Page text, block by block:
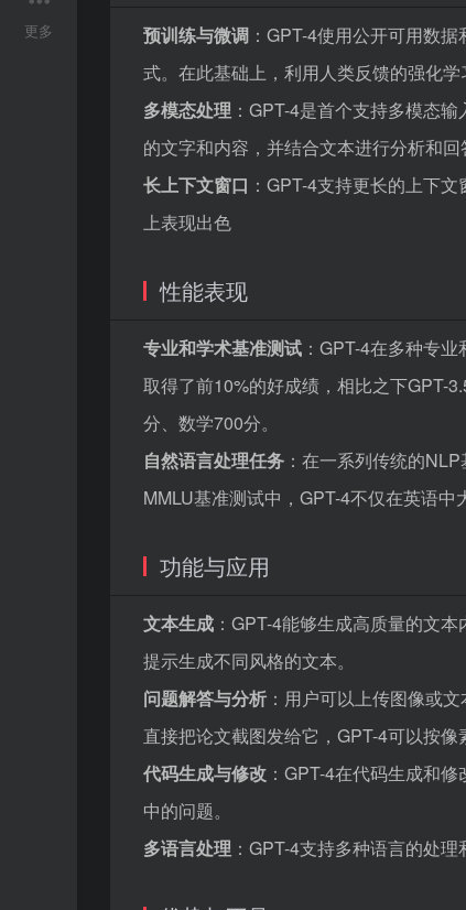
更多 预训练与微调 ：GPT-4使用公开可用数
式。在此基础上，利用人类反馈的强化
多模态处理 ：GPT-4是首个支持多模态
的文字和内容，并结合文本进行分析和回
长上下文窗口 ：GPT-4支持更长的上下
上表现出色
性能表现
专业和学术基准测试 ：GPT-4在多种专
取得了前10%的好成绩，相比之下GPT-
分、数学700分。
自然语言处理任务 ：在一系列传统的
MMLU基准测试中，GPT-4不仅在英语
功能与应用
文本生成 ：GPT-4能够生成高质量的文
提示生成不同风格的文本。
问题解答与分析 ：用户可以上传图像或
直接把论文截图发给它，GPT-4可以按
代码生成与修改 ：GPT-4在代码生成和
中的问题。
多语言处理 ：GPT-4支持多种语言的处